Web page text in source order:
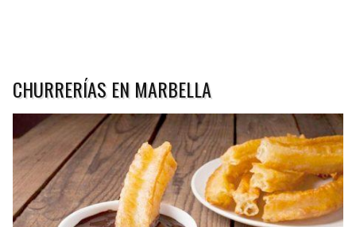
CHURRERÍAS EN MARBELLA